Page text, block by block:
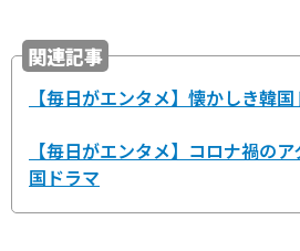
関連記事
【毎日がエンタメ】懐かしき韓
【毎日がエンタメ】コロナ禍の
国ドラマ